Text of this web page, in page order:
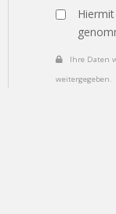
Ihre Daten
weitergegeben.